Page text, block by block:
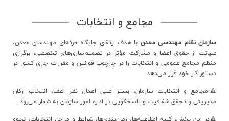
مجامع و انتخابات
سازمان نظام مهندسی معدن با هدف ارتقای جایگاه حرفه‌ای مهندسان معدن،
صیانت از حقوق اعضا و مشارکت مؤثر در تصمیم‌سازی‌های تخصصی، برگزاری
منظم مجامع عمومی و انتخابات را در چارچوب قوانین و مقررات جاری کشور در
دستور کار خود قرار می‌دهد.
🔺مجامع و انتخابات سازمان، بستر اصلی اعمال نظر اعضا، انتخاب ارکان
مدیریتی و تحقق شفافیت و پاسخگویی در اداره امور سازمان به شمار می‌رود.